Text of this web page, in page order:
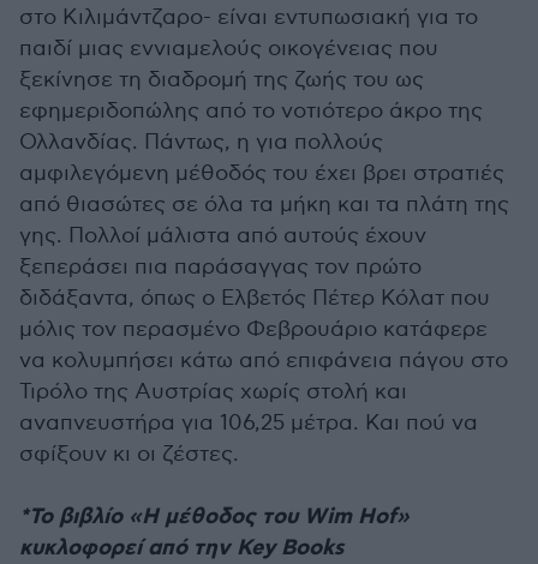
στο Κιλιμάντζαρο- είναι εντυπωσιακή για το
παιδί μιας εννιαμελούς οικογένειας που
ξεκίνησε τη διαδρομή της ζωής του ως
εφημεριδοπώλης από το νοτιότερο άκρο της
Ολλανδίας. Πάντως, η για πολλούς
αμφιλεγόμενη μέθοδός του έχει βρει στρατιές
από θιασώτες σε όλα τα μήκη και τα πλάτη της
γης. Πολλοί μάλιστα από αυτούς έχουν
ξεπεράσει πια παράσαγγας τον πρώτο
διδάξαντα, όπως ο Ελβετός Πέτερ Κόλατ που
μόλις τον περασμένο Φεβρουάριο κατάφερε
να κολυμπήσει κάτω από επιφάνεια πάγου στο
Τιρόλο της Αυστρίας χωρίς στολή και
αναπνευστήρα για 106,25 μέτρα. Και πού να
σφίξουν κι οι ζέστες.
*Το βιβλίο «Η μέθοδος του Wim Hof»
κυκλοφορεί από την Key Books